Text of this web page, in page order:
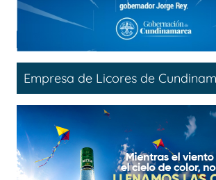
Empresa de Licores de